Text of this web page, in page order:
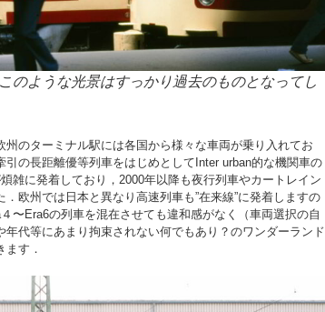
のような光景はすっかり過去のものとなってし
州のターミナル駅には各国から様々な車両が乗り入れてお
引の長距離優等列車をはじめとしてInter urban的な機関車の
雑に発着しており，2000年以降も夜行列車やカートレイン
欧州では日本と異なり高速列車も”在来線”に発着しますの
〜Era6の列車を混在させても違和感がなく（車両選択の自
年代等にあまり拘束されない何でもあり？のワンダーランド
ます．